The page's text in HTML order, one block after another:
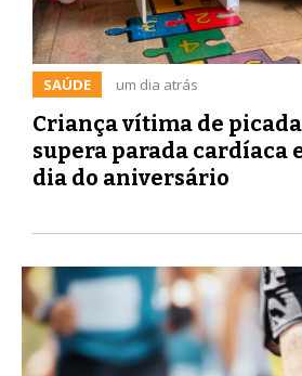
SAÚDE um dia atrás
Criança vítima de
supera parada cardíaca
dia do aniversário